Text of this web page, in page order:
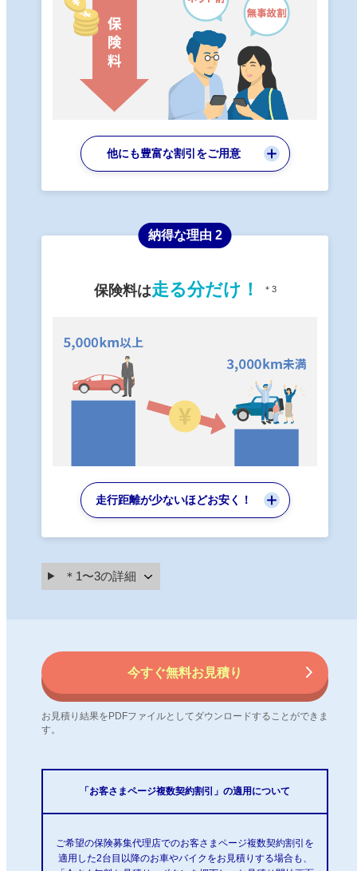
他にも豊富な割引をご用意
納得な理由 2
保険料は走る分だけ！ ＊3
走行距離が少ないほどお安く！
＊1〜3の詳細
今すぐ無料お見積り
お見積り結果をPDFファイルとしてダウンロードすることができま
す。
「お客さまページ複数契約割引」の適用について
ご希望の保険募集代理店でのお客さまページ複数契約割引を
適用した2台目以降のお車やバイクをお見積りする場合も、